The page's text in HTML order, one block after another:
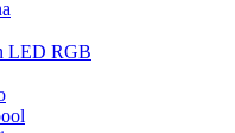
LED RGB